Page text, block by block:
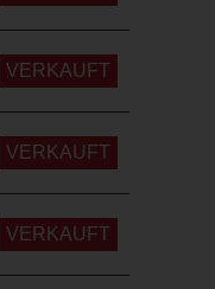
VERKAUFT
VERKAUFT
VERKAUFT